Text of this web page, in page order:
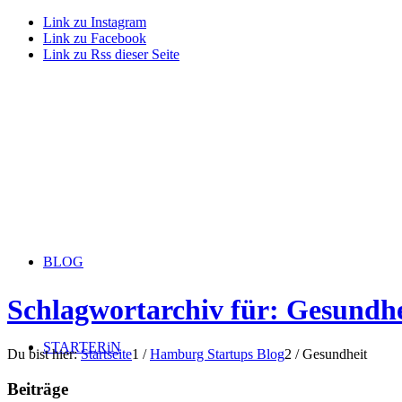
Link zu Instagram
Link zu Facebook
Link zu Rss dieser Seite
BLOG
STARTERiN
Schlagwortarchiv für:
Du bist hier: Startseite1 / Hamburg Startups Blog2 / Gesundheit
Beiträge